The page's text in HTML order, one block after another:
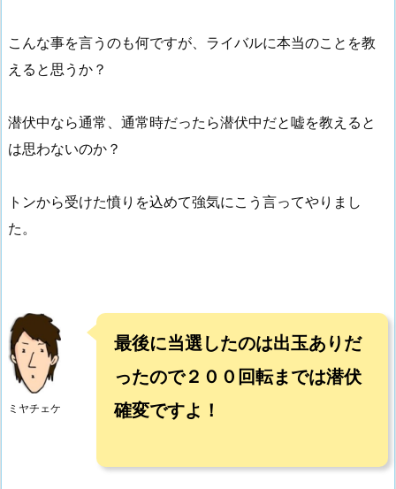
こんな事を言うのも何ですが、ライバルに本当のことを教
えると思うか？
潜伏中なら通常、通常時だったら潜伏中だと嘘を教えると
は思わないのか？
トンから受けた憤りを込めて強気にこう言ってやりまし
た。
ミヤチェケ
最後に当選したのは出玉ありだ
ったので２００回転までは潜伏
確変ですよ！